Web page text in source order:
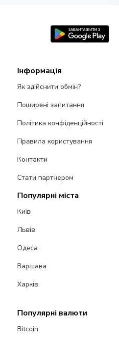
Інформація
Як здійснити обмін?
Поширені запитання
Політика конфіденційності
Правила користування
Контакти
Стати партнером
Популярні міста
Київ
Львів
Одеса
Варшава
Харків
Популярні валюти
Bitcoin